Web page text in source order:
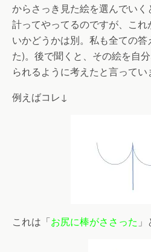
からさっき見た絵を選んでい
計ってやってるのですが、こ
いかどうかは別。私も全ての
た)。後で聞くと、その絵を自
られるように考えたと言ってい
例えばコレ↓
これは「お尻に棒がささった 」